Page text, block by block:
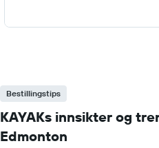
Bestillingstips
KAYAKs innsikter og
Edmonton